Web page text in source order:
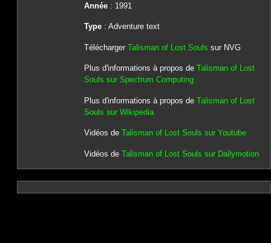
Année: 1991
Type: Adventure text
Télécharger Talisman of Lost Souls sur NVG
Plus d'informations à propos de Talisman of Lost
Souls sur Spectrum Computing
Plus d'informations à propos de Talisman of Lost
Souls sur Wikipedia
Vidéos de Talisman of Lost Souls sur Youtube
Vidéos de Talisman of Lost Souls sur Dailymotion